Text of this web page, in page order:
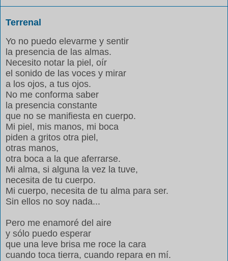
Terrenal
Yo no puedo elevarme y sentir
la presencia de las almas.
Necesito notar la piel, oír
el sonido de las voces y mirar
a los ojos, a tus ojos.
No me conforma saber
la presencia constante
que no se manifiesta en cuerpo.
Mi piel, mis manos, mi boca
piden a gritos otra piel,
otras manos,
otra boca a la que aferrarse.
Mi alma, si alguna la vez la tuve,
necesita de tu cuerpo.
Mi cuerpo, necesita de tu alma para ser.
Sin ellos no soy nada...
Pero me enamoré del aire
y sólo puedo esperar
que una leve brisa me roce la cara
cuando toca tierra, cuando repara en mí.